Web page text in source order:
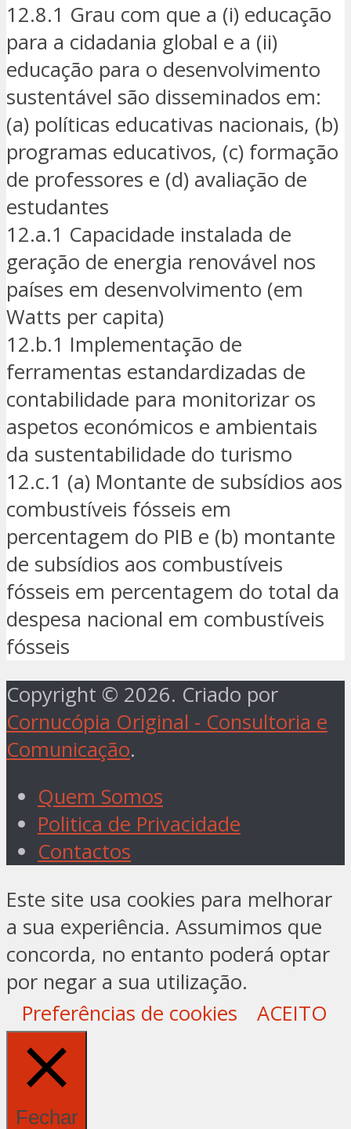
12.8.1 Grau com que a (i) educação
para a cidadania global e a (ii)
educação para o desenvolvimento
sustentável são disseminados em:
(a) políticas educativas nacionais, (b)
programas educativos, (c) formação
de professores e (d) avaliação de
estudantes
12.a.1 Capacidade instalada de
geração de energia renovável nos
países em desenvolvimento (em
Watts per capita)
12.b.1 Implementação de
ferramentas estandardizadas de
contabilidade para monitorizar os
aspetos económicos e ambientais
da sustentabilidade do turismo
12.c.1 (a) Montante de subsídios aos
combustíveis fósseis em
percentagem do PIB e (b) montante
de subsídios aos combustíveis
fósseis em percentagem do total da
despesa nacional em combustíveis
fósseis
Copyright © 2026. Criado por
Cornucópia Original - Consultoria e
Comunicação.
Quem Somos
Politica de Privacidade
Contactos
Este site usa cookies para melhorar
a sua experiência. Assumimos que
concorda, no entanto poderá optar
por negar a sua utilização.
Preferências de cookies
ACEITO
Fechar